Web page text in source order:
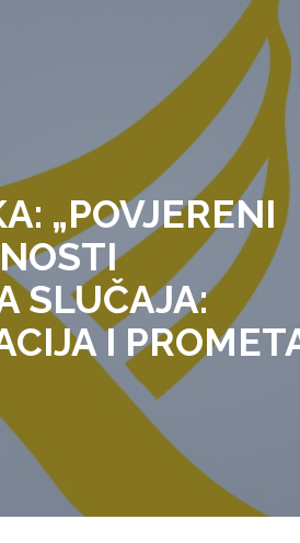
„POVJERENI
SLUČAJA:
I